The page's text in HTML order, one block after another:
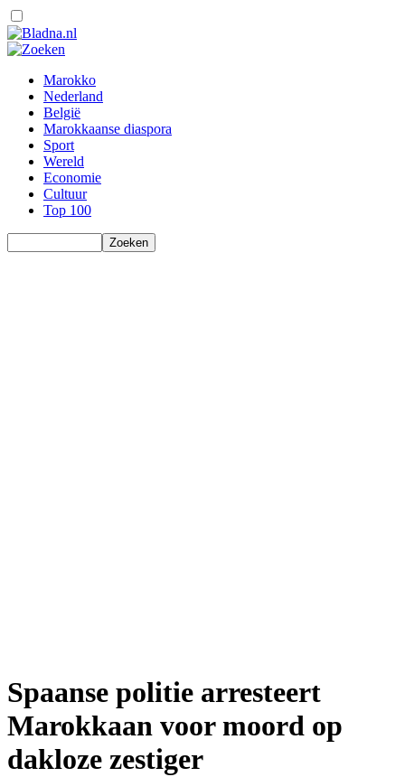
Marokko
Nederland
België
Marokkaanse diaspora
Sport
Wereld
Economie
Cultuur
Top 100
Spaanse politie arresteert
Marokkaan voor moord op
dakloze zestiger